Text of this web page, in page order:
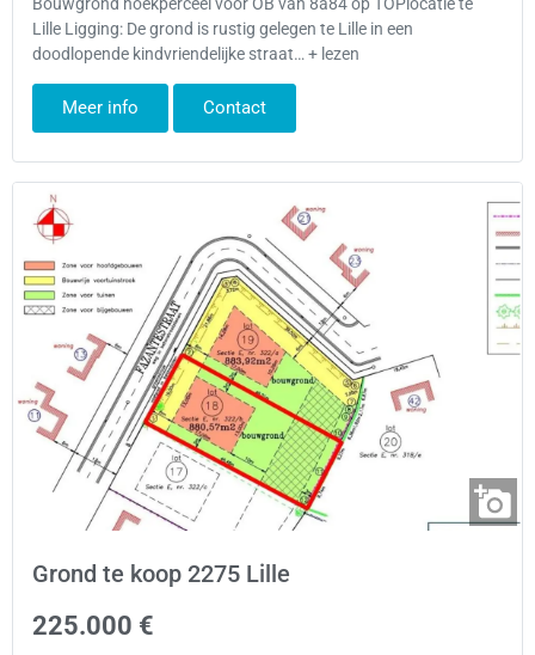
Lille Ligging: De grond is rustig gelegen te Lille in een
doodlopende kindvriendelijke straat… + lezen
Meer info Contact
Grond te koop 2275 Lille
225.000 €